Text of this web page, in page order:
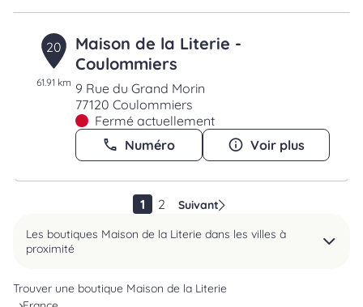
20
61.91 km
Maison de la Literie -
Coulommiers
9 Rue du Grand Morin
77120 Coulommiers
Fermé actuellement
Numéro
Voir plus
1 2
Suivant
Les boutiques Maison de la Literie dans les villes à
proximité
Trouver une boutique Maison de la Literie